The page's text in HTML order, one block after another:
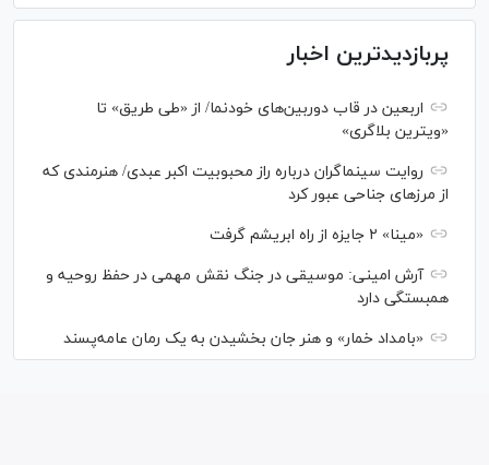
پربازدیدترین اخبار
اربعین در قاب دوربین‌های خودنما/ از «طی طریق» تا
«ویترین بلاگری»
روایت سینماگران درباره راز محبوبیت اکبر عبدی/ هنرمندی که
از مرزهای جناحی عبور کرد
«مینا» ۲ جایزه از راه ابریشم گرفت
آرش امینی: موسیقی در جنگ نقش مهمی در حفظ روحیه و
همبستگی دارد
«بامداد خمار» و هنر جان بخشیدن به یک رمان عامه‌پسند